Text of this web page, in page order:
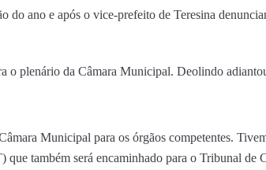
do ano e após o vice-prefeito de Teresina
o plenário da Câmara Municipal. Deolindo
Municipal para os órgãos competentes.
que também será encaminhado para o Tribunal